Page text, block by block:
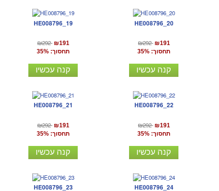
HE008796_19
₪292 ₪191
תחסוך: 35%
קנה עכשיו
HE008796_20
₪292 ₪191
תחסוך: 35%
קנה עכשיו
HE008796_21
₪292 ₪191
תחסוך: 35%
קנה עכשיו
HE008796_22
₪292 ₪191
תחסוך: 35%
קנה עכשיו
HE008796_23 HE008796_24